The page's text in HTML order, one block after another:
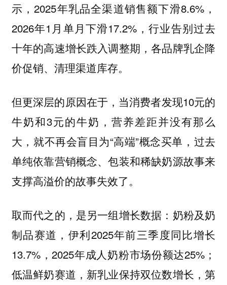
示，2025年乳品全渠道销售额下滑8.6%，
2026年1月单月下滑17.2%，行业告别过去
十年的高速增长跌入调整期，各品牌乳企降
价促销、清理渠道库存。
但更深层的原因在于，当消费者发现10元的
牛奶和3元的牛奶，营养差距并没有那么
大，就不再会盲目为“高端”概念买单，过去
单纯依靠营销概念、包装和稀缺奶源故事来
支撑高溢价的故事失效了。
取而代之的，是另一组增长数据：奶粉及奶
制品赛道，伊利2025年前三季度同比增长
13.7%，2025年成人奶粉市场份额达25%；
低温鲜奶赛道，新乳业保持双位数增长，第